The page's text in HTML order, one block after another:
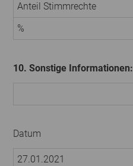
Anteil Stimmrechte
%
10. Sonstige Informationen:
Datum
27.01.2021